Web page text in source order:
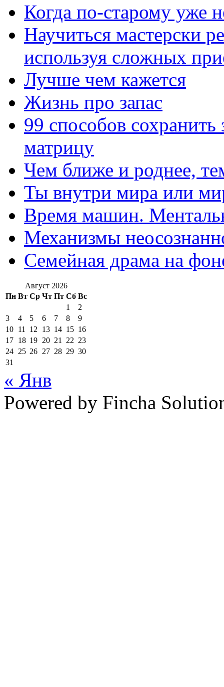
Когда по-старому уже
Научиться мастерски
используя сложных
Лучше чем кажется
Жизнь про запас
99 способов
матрицу
Чем ближе и роднее,
Ты внутри мира или
Время машин.
Механизмы
Семейная драма на
Август 2026
Пн Вт Ср Чт Пт Сб Вс
1
2
3
4 5 6 7 8
9
10 11 12 13 14 15 16
17 18 19 20 21 22 23
24 25 26 27 28 29 30
31
« Янв
Powered by Fincha